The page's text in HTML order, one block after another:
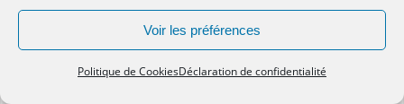
Voir les préférences
Politique de CookiesDéclaration de confidentialité
Média Presse régionale